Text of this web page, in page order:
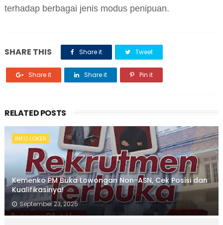
terhadap berbagai jenis modus penipuan.
SHARE THIS Share it Tweet
Share it Share it Pin it
RELATED POSTS
INFO LOKER
Kemenko PM Buka Lowongan Non-ASN, Cek Posisi dan
Kualifikasinya!
September 23, 2025